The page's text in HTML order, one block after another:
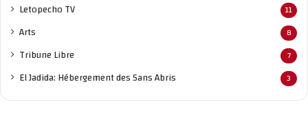
Letopecho TV 11
Arts 8
Tribune Libre 7
El Jadida: Hébergement des Sans Abris 3